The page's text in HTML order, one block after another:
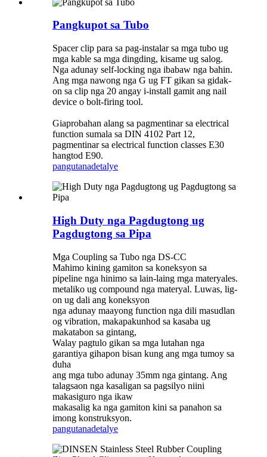
Pangkupot sa Tubo
Spacer clip para sa pag-instalar sa mga tubo ug
mga kable sa mga dingding, kisame ug salog.
Nga adunay self-locking nga ibabaw nga bahin.
Ang mga nawong nga G ug FT gikan sa gidak-
on sa clip nga 20 angay i-install gamit ang nail
device o bolt-firing tool.
Giaprobahan alang sa pagmentinar sa electrical
function sumala sa DIN 4102 Part 12,
pagmentinar sa electrical function classes E30
hangtod E90.
pangutanadetalye
High Duty nga Pagdugtong ug
Pagdugtong sa Pipa
Mga Coupling sa Tubo nga DS-CC
Mahimo kining gamiton sa koneksyon sa
pipeline nga hinimo sa lain-laing mga materyales.
metaliko ug compound nga materyal. Luwas, lig-
on ug dali ang koneksyon
nga adunay maayong function nga dili masudlan
og vibration, makapakunhod sa kasaba ug
makatabon sa gintang,
Walay pagtulo gikan sa mga lutahan nga
garantiya gihapon bisan kung ang mga tumoy sa
duha
ang mga tubo adunay 35mm nga gintang. Ang
talagsaon nga kasaligan sa pagsilyo niini
makasiguro nga ikaw
makasalig ka nga gamiton kini sa panahon sa
imong konstruksyon.
pangutanadetalye